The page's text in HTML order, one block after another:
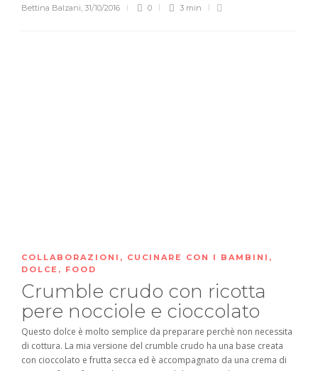
Bettina Balzani, 31/10/2016 0 3 min
COLLABORAZIONI , CUCINARE CON I BAMBINI ,
DOLCE , FOOD
Crumble crudo con ricotta
pere nocciole e cioccolato
Questo dolce è molto semplice da preparare perchè non necessita
di cottura. La mia versione del crumble crudo ha una base creata
con cioccolato e frutta secca ed è accompagnato da una crema di